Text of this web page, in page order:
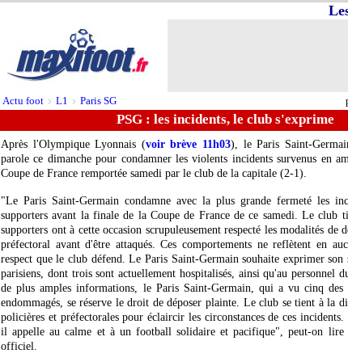
Actu foot > L1 > Paris SG
PSG : les incidents, le club s'exprime
Après l'Olympique Lyonnais (voir brève 11h03), le Paris Saint-
parole ce dimanche pour condamner les violents incidents survenus en
Coupe de France remportée samedi par le club de la capitale (2-1).
"Le Paris Saint-Germain condamne avec la plus grande fermeté les
supporters avant la finale de la Coupe de France de ce samedi. Le club
supporters ont à cette occasion scrupuleusement respecté les modalités de
préfectoral avant d'être attaqués. Ces comportements ne reflètent en
respect que le club défend. Le Paris Saint-Germain souhaite exprimer son
parisiens, dont trois sont actuellement hospitalisés, ainsi qu'au personnel
de plus amples informations, le Paris Saint-Germain, qui a vu cinq des
endommagés, se réserve le droit de déposer plainte. Le club se tient à la
policières et préfectorales pour éclaircir les circonstances de ces
il appelle au calme et à un football solidaire et pacifique", peut-on lire
officiel.